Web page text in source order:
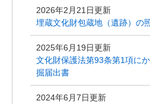
2026年2月21日更新
埋蔵文化財包蔵地（遺跡）の
2025年6月19日更新
文化財保護法第93条第1項に
掘届出書
2024年6月7日更新